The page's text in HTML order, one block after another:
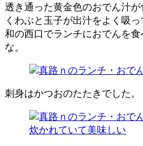
透き通った黄金色のおでん汁
くわぶと玉子が出汁をよく吸
和の西口でランチにおでんを
な。
刺身はかつおのたたきでした。